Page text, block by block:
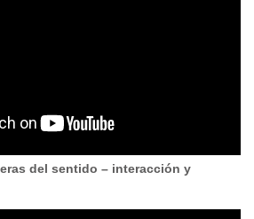
del sentido – interacción y